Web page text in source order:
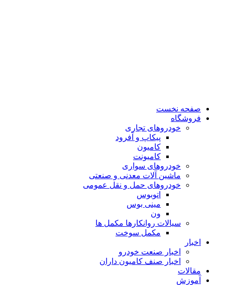
صفحه نخست
فروشگاه
خودروهای تجاری
پیکاپ و آفرود
کامیون
کامیونت
خودروهای سواری
ماشین آلات معدنی و صنعتی
خودروهای حمل و نقل عمومی
اتوبوس
مینی بوس
ون
سیالات روانکارها مکمل ها
مکمل سوخت
اخبار
اخبار صنعت خودرو
اخبار صنف کامیون داران
مقالات
آموزش